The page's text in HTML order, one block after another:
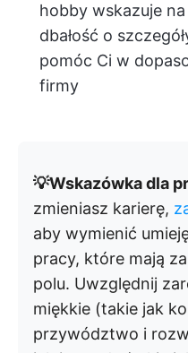
hobby wskazuje
dbałość o
pomóc Ci w
firmy
💡Wskazówka dla
zmieniasz karierę,
aby wymienić
pracy, które mają
polu. Uwzględnij
miękkie (takie jak
przywództwo i